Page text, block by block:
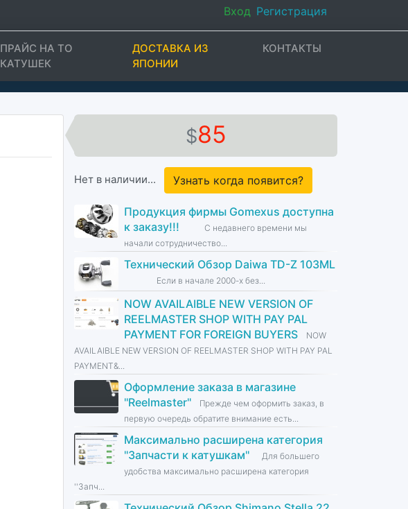
Вход Регистрация
ПРАЙС НА ТО
КАТУШЕК
ДОСТАВКА ИЗ
ЯПОНИИ
КОНТАКТЫ
$85
Нет в наличии... Узнать когда появится?
Продукция фирмы Gomexus доступна
к заказу!!!
С недавнего времени мы
начали сотрудничество...
Технический Обзор Daiwa TD-Z 103ML
Если в начале 2000-х без...
NOW AVAILAIBLE NEW VERSION OF
REELMASTER SHOP WITH PAY PAL
PAYMENT FOR FOREIGN BUYERS
NOW
AVAILAIBLE NEW VERSION OF REELMASTER SHOP WITH PAY PAL
PAYMENT&...
Оформление заказа в магазине
''Reelmaster''
Прежде чем оформить заказ, в
первую очередь обратите внимание есть...
Максимально расширена категория
''Запчасти к катушкам''
Для большего
удобства максимально расширена категория
''Запч...